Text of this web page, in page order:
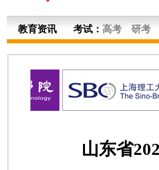
教育资讯 考试： 高考 研考
山东省